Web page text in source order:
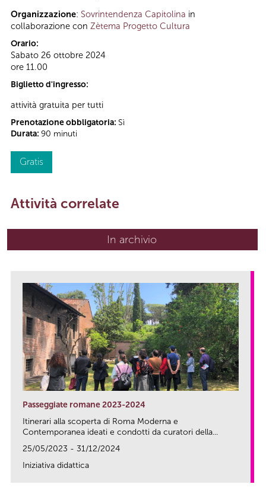
Organizzazione: Sovrintendenza Capitolina in
collaborazione con Zètema Progetto Cultura
Orario:
Sabato 26 ottobre 2024
ore 11.00
Biglietto d'ingresso:
attività gratuita per tutti
Prenotazione obbligatoria: Sì
Durata: 90 minuti
Gratis
Attività correlate
In archivio
Passeggiate romane 2023-2024
Itinerari alla scoperta di Roma Moderna e
Contemporanea ideati e condotti da curatori della...
25/05/2023 - 31/12/2024
Iniziativa didattica